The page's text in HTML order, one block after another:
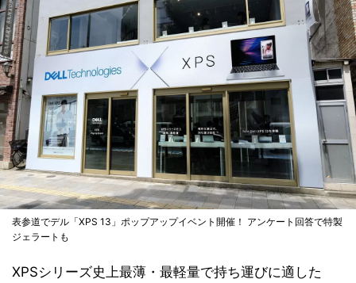
表参道でデル「XPS 13」ポップアップイベント開催！ アンケート回答で特製
ジェラートも
XPSシリーズ史上最薄・最軽量で持ち運びに適した